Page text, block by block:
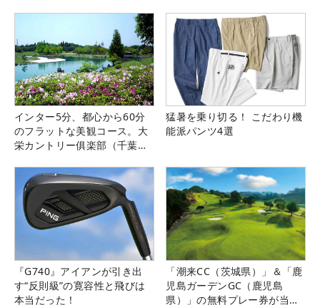
インター5分、都心から60分
のフラットな美観コース。大
栄カントリー俱楽部（千葉
猛暑を乗り切る！ こだわり機
能派パンツ4選
『G740』アイアンが引き出
す“反則級”の寛容性と飛びは
本当だった！
「潮来CC（茨城県）」＆「鹿
児島ガーデンGC（鹿児島
県）」の無料プレー券が当た